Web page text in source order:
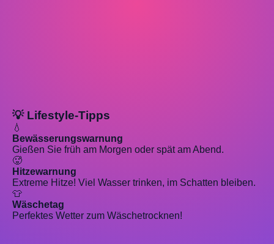
💡 Lifestyle-Tipps
💧
Bewässerungswarnung
Gießen Sie früh am Morgen oder spät am Abend.
🥵
Hitzewarnung
Extreme Hitze! Viel Wasser trinken, im Schatten bleiben.
👕
Wäschetag
Perfektes Wetter zum Wäschetrocknen!